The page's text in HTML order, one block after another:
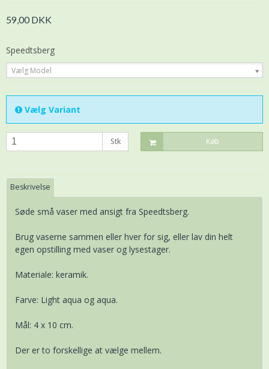
59,00 DKK
Speedtsberg
Vælg Model
Vælg Variant
Stk Køb
Beskrivelse
Søde små vaser med ansigt fra Speedtsberg.
Brug vaserne sammen eller hver for sig, eller lav din helt
egen opstilling med vaser og lysestager.
Materiale: keramik.
Farve: Light aqua og aqua.
Mål: 4 x 10 cm.
Der er to forskellige at vælge mellem.